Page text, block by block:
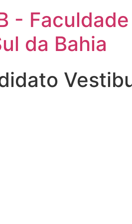
- Faculdade
da Bahia